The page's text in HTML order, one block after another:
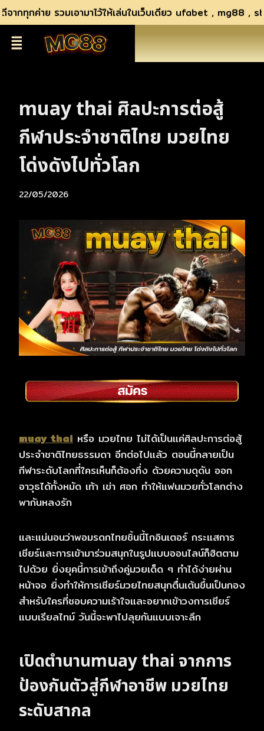
ค่าย รวมเอามาไว้ให้เล่นในเว็บเดียว ufabet , mg88 ,
muay thai ศิลปะการต่อสู้
กีฬาประจำชาติไทย มวยไทย
โด่งดังไปทั่วโลก
22/05/2026
muay thai หรือ มวยไทย ไม่ได้เป็นแค่ศิลปะการต่อสู้
ประจำชาติไทยธรรมดา อีกต่อไปแล้ว ตอนนี้กลายเป็น
กีฬาระดับโลกที่ใครเห็นก็ต้องทึ่ง ด้วยความดุดัน ออก
อาวุธได้ทั้งหมัด เท้า เข่า ศอก ทำให้แฟนมวยทั่วโลกต่าง
พากันหลงรัก
และแน่นอนว่าพอมรดกไทยชิ้นนี้โกอินเตอร์ กระแสการ
เชียร์และการเข้ามาร่วมสนุกในรูปแบบออนไลน์ก็ฮิตตาม
ไปด้วย ยิ่งยุคนี้การเข้าถึงคู่มวยเด็ด ๆ ทำได้ง่ายผ่าน
หน้าจอ ยิ่งทำให้การเชียร์มวยไทยสนุกตื่นเต้นขึ้นเป็นกอง
สำหรับใครที่ชอบความเร้าใจและอยากเข้าวงการเชียร์
แบบเรียลไทม์ วันนี้จะพาไปลุยกันแบบเจาะลึก
เปิดตำนานmuay thai จากการ
ป้องกันตัวสู่กีฬาอาชีพ มวยไทย
ระดับสากล